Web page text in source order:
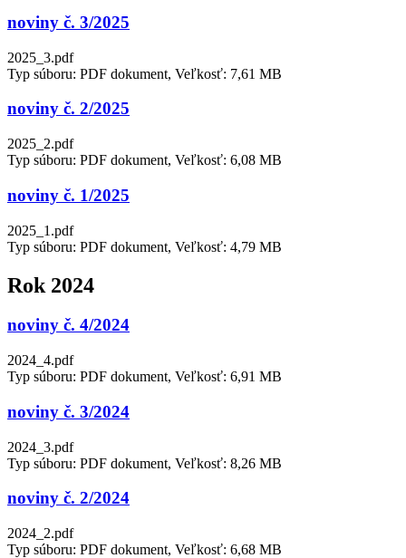
noviny č. 3/2025
2025_3.pdf
Typ súboru: PDF dokument, Veľkosť: 7,61 MB
noviny č. 2/2025
2025_2.pdf
Typ súboru: PDF dokument, Veľkosť: 6,08 MB
noviny č. 1/2025
2025_1.pdf
Typ súboru: PDF dokument, Veľkosť: 4,79 MB
Rok 2024
noviny č. 4/2024
2024_4.pdf
Typ súboru: PDF dokument, Veľkosť: 6,91 MB
noviny č. 3/2024
2024_3.pdf
Typ súboru: PDF dokument, Veľkosť: 8,26 MB
noviny č. 2/2024
2024_2.pdf
Typ súboru: PDF dokument, Veľkosť: 6,68 MB